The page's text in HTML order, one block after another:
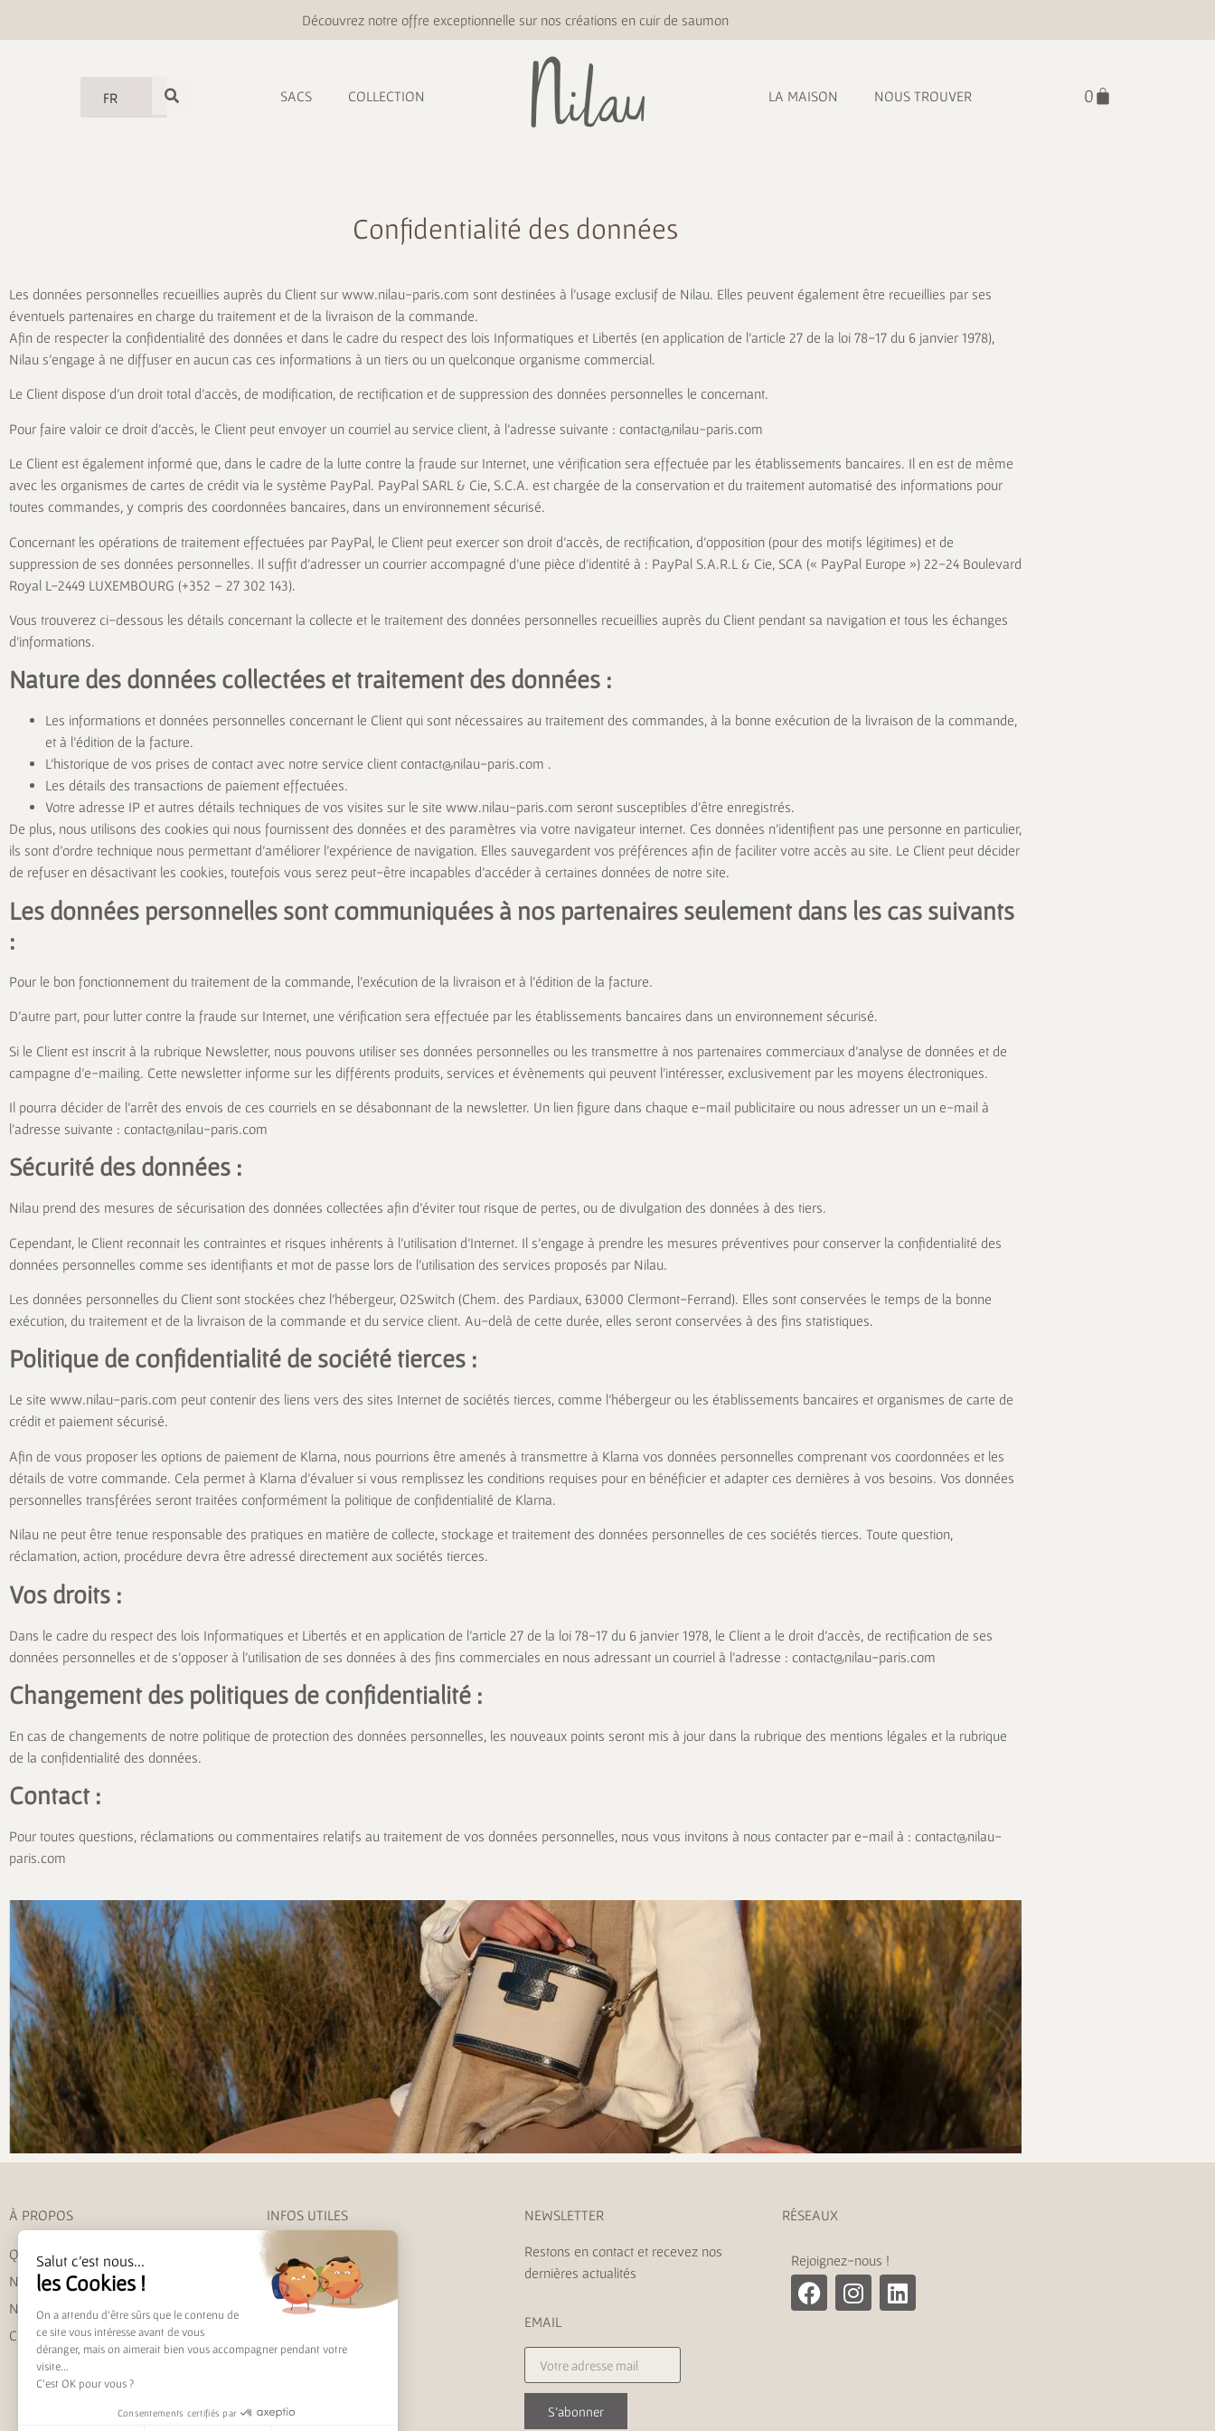
Découvrez notre offre exceptionnelle sur nos créations en cuir de saumon
FR SACS COLLECTION LA MAISON NOUS TROUVER
Confidentialité des données
Les données personnelles recueillies auprès du Client sur www.nilau-paris.com sont destinées à l’usage exclusif de Nilau. Elles peuvent également être recueillies par ses
éventuels partenaires en charge du traitement et de la livraison de la commande.
Afin de respecter la confidentialité des données et dans le cadre du respect des lois Informatiques et Libertés (en application de l’article 27 de la loi 78-17 du 6 janvier 1978),
Nilau s’engage à ne diffuser en aucun cas ces informations à un tiers ou un quelconque organisme commercial.
Le Client dispose d’un droit total d’accès, de modification, de rectification et de suppression des données personnelles le concernant.
Pour faire valoir ce droit d’accès, le Client peut envoyer un courriel au service client, à l’adresse suivante : contact@nilau-paris.com
Le Client est également informé que, dans le cadre de la lutte contre la fraude sur Internet, une vérification sera effectuée par les établissements bancaires. Il en est de même
avec les organismes de cartes de crédit via le système PayPal. PayPal SARL & Cie, S.C.A. est chargée de la conservation et du traitement automatisé des informations pour
toutes commandes, y compris des coordonnées bancaires, dans un environnement sécurisé.
Concernant les opérations de traitement effectuées par PayPal, le Client peut exercer son droit d’accès, de rectification, d’opposition (pour des motifs légitimes) et de
suppression de ses données personnelles. Il suffit d’adresser un courrier accompagné d’une pièce d’identité à : PayPal S.A.R.L & Cie, SCA (« PayPal Europe ») 22-24 Boulevard
Royal L-2449 LUXEMBOURG (+352 – 27 302 143).
Vous trouverez ci-dessous les détails concernant la collecte et le traitement des données personnelles recueillies auprès du Client pendant sa navigation et tous les échanges
d’informations.
Nature des données collectées et traitement des données :
Les informations et données personnelles concernant le Client qui sont nécessaires au traitement des commandes, à la bonne exécution de la livraison de la commande,
et à l’édition de la facture.
L’historique de vos prises de contact avec notre service client contact@nilau-paris.com .
Les détails des transactions de paiement effectuées.
Votre adresse IP et autres détails techniques de vos visites sur le site www.nilau-paris.com seront susceptibles d’être enregistrés.
De plus, nous utilisons des cookies qui nous fournissent des données et des paramètres via votre navigateur internet. Ces données n’identifient pas une personne en particulier,
ils sont d’ordre technique nous permettant d’améliorer l’expérience de navigation. Elles sauvegardent vos préférences afin de faciliter votre accès au site. Le Client peut décider
de refuser en désactivant les cookies, toutefois vous serez peut-être incapables d’accéder à certaines données de notre site.
Les données personnelles sont communiquées à nos partenaires seulement dans les cas suivants
:
Pour le bon fonctionnement du traitement de la commande, l’exécution de la livraison et à l’édition de la facture.
D’autre part, pour lutter contre la fraude sur Internet, une vérification sera effectuée par les établissements bancaires dans un environnement sécurisé.
Si le Client est inscrit à la rubrique Newsletter, nous pouvons utiliser ses données personnelles ou les transmettre à nos partenaires commerciaux d’analyse de données et de
campagne d’e-mailing. Cette newsletter informe sur les différents produits, services et évènements qui peuvent l’intéresser, exclusivement par les moyens électroniques.
Il pourra décider de l’arrêt des envois de ces courriels en se désabonnant de la newsletter. Un lien figure dans chaque e-mail publicitaire ou nous adresser un un e-mail à
l’adresse suivante : contact@nilau-paris.com
Sécurité des données :
Nilau prend des mesures de sécurisation des données collectées afin d’éviter tout risque de pertes, ou de divulgation des données à des tiers.
Cependant, le Client reconnait les contraintes et risques inhérents à l’utilisation d’Internet. Il s’engage à prendre les mesures préventives pour conserver la confidentialité des
données personnelles comme ses identifiants et mot de passe lors de l’utilisation des services proposés par Nilau.
Les données personnelles du Client sont stockées chez l’hébergeur, O2Switch (Chem. des Pardiaux, 63000 Clermont-Ferrand). Elles sont conservées le temps de la bonne
exécution, du traitement et de la livraison de la commande et du service client. Au-delà de cette durée, elles seront conservées à des fins statistiques.
Politique de confidentialité de société tierces :
Le site www.nilau-paris.com peut contenir des liens vers des sites Internet de sociétés tierces, comme l’hébergeur ou les établissements bancaires et organismes de carte de
crédit et paiement sécurisé.
Afin de vous proposer les options de paiement de Klarna, nous pourrions être amenés à transmettre à Klarna vos données personnelles comprenant vos coordonnées et les
détails de votre commande. Cela permet à Klarna d’évaluer si vous remplissez les conditions requises pour en bénéficier et adapter ces dernières à vos besoins. Vos données
personnelles transférées seront traitées conformément la politique de confidentialité de Klarna.
Nilau ne peut être tenue responsable des pratiques en matière de collecte, stockage et traitement des données personnelles de ces sociétés tierces. Toute question,
réclamation, action, procédure devra être adressé directement aux sociétés tierces.
Vos droits :
Dans le cadre du respect des lois Informatiques et Libertés et en application de l’article 27 de la loi 78-17 du 6 janvier 1978, le Client a le droit d’accès, de rectification de ses
données personnelles et de s’opposer à l’utilisation de ses données à des fins commerciales en nous adressant un courriel à l’adresse : contact@nilau-paris.com
Changement des politiques de confidentialité :
En cas de changements de notre politique de protection des données personnelles, les nouveaux points seront mis à jour dans la rubrique des mentions légales et la rubrique
de la confidentialité des données.
Contact :
Pour toutes questions, réclamations ou commentaires relatifs au traitement de vos données personnelles, nous vous invitons à nous contacter par e-mail à : contact@nilau-
paris.com
À PROPOS
Qui sommes-nous ?
Nous contacter
Nos engagements
Conseils d’entretien
INFOS UTILES
Mon compte
Livraison et retour
Suivre ma commande
NEWSLETTER
Restons en contact et recevez nos
dernières actualités
EMAIL
S'abonner
RÉSEAUX
Rejoignez-nous !
Salut c'est nous...
les Cookies !
On a attendu d'être sûrs que le contenu de
ce site vous intéresse avant de vous
déranger, mais on aimerait bien vous accompagner pendant votre
visite...
C'est OK pour vous ?
Consentements certifiés par